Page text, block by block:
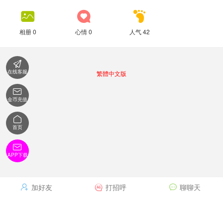

相册 0

心情 0

人气 42
 加好友  打招呼  聊聊天
繁體中文版

在线客服

金币充值

首页

APP下载